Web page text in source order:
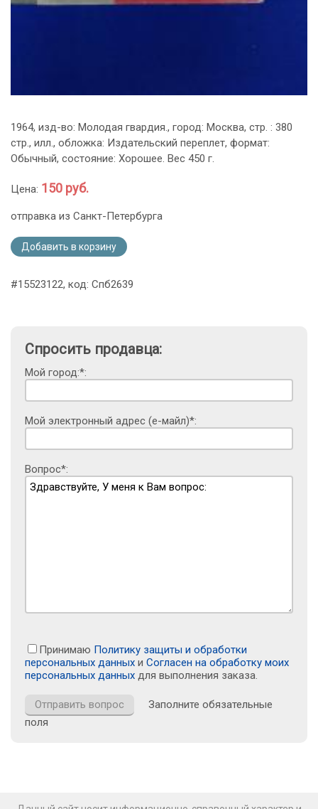
1964, изд-во: Молодая гвардия., город: Москва, стр. : 380
стр., илл., обложка: Издательский переплет, формат:
Обычный, состояние: Хорошее. Вес 450 г.
Цена: 150 руб.
отправка из Санкт-Петербурга
Добавить в корзину
#15523122, код: Спб2639
Спросить продавца:
Мой город:*:
Мой электронный адрес (е-майл)*:
Вопрос*:
Принимаю Политику защиты и обработки
персональных данных и Согласен на обработку моих
персональных данных для выполнения заказа.
Заполните обязательные
поля